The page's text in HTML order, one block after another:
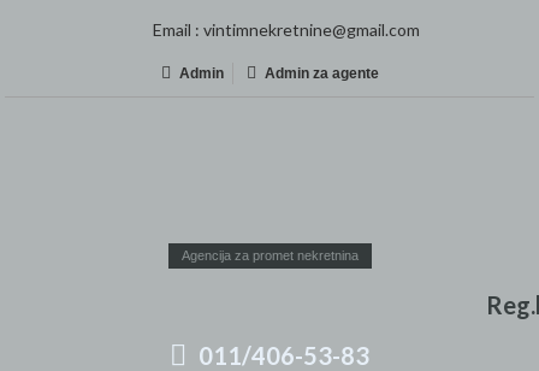
Email : vintimnekretnine@gmail.com
Admin Admin za agente
Agencija za promet nekretnina
011/406-53-83